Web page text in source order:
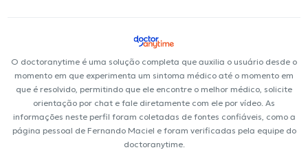
O doctoranytime é uma solução completa que auxilia o usuário desde o
momento em que experimenta um sintoma médico até o momento em
que é resolvido, permitindo que ele encontre o melhor médico, solicite
orientação por chat e fale diretamente com ele por vídeo. As
informações neste perfil foram coletadas de fontes confiáveis, como a
página pessoal de Fernando Maciel e foram verificadas pela equipe do
doctoranytime.